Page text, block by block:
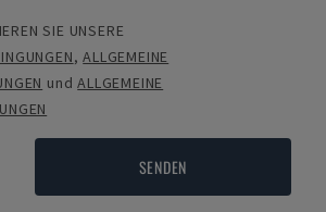
SIE UNSERE
,ALLGEMEINE
undALLGEMEINE
SENDEN